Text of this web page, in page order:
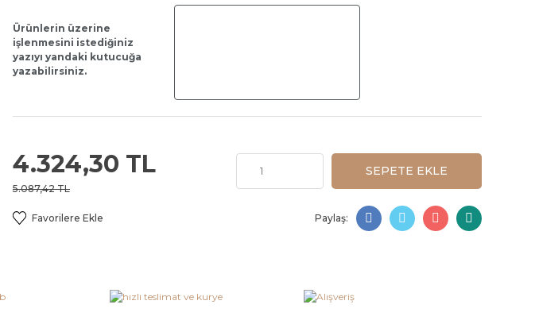
Ürünlerin üzerine
işlenmesini istediğiniz
yazıyı yandaki kutucuğa
yazabilirsiniz.
4.324,30 TL
5.087,42 TL
SEPETE EKLE
Paylaş: